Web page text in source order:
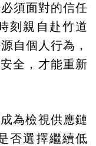
須面對的信任
刻親自赴竹道
自個人行為，
全，才能重新
為檢視供應鏈
否選擇繼續低